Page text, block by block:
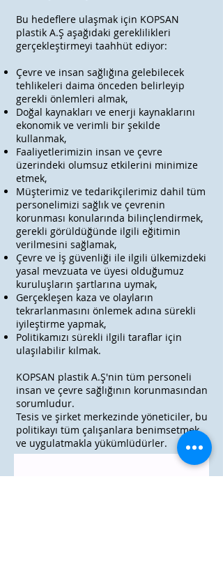
Bu hedeflere ulaşmak için KOPSAN
plastik A.Ş aşağıd​aki gereklilikleri
gerçekleştirmeyi taahhüt ediyor:
Çevre ve insan sağlığına gelebilecek
tehlikeleri daima önceden belirleyip
gerekli önlemleri almak,
Doğal kaynakları ve enerji kaynaklarını
ekonomik ve verimli bir şekilde
kullanmak,
Faaliyetlerimizin insan ve çevre
üzerindeki olumsuz etkilerini minimize
etmek,
Müşterimiz ve tedarikçilerimiz dahil tüm
personelimizi sağlık ve çevrenin
korunması konularında bilinçlendirmek,
gerekli görüldüğünde ilgili eğitimin
verilmesini sağlamak,
Çevre ve İş güvenliği ile ilgili ülkemizdeki
yasal mevzuata ve üyesi olduğumuz
kuruluşların şartlarına uymak,
Gerçekleşen kaza ve olayların
tekrarlanmasını önlemek adına sürekli
iyileştirme yapmak,
Politikamızı sürekli ilgili taraflar için
ulaşılabilir kılmak.
KOPSAN plastik A.Ş'nin tüm personeli
insan ve çevre sağlığının korunmasından
sorumludur.
Tesis ve şirket merkezinde yöneticiler, bu
politikayı tüm çalışanlara benimsetmek
ve uygulatmakla yükümlüdürler.